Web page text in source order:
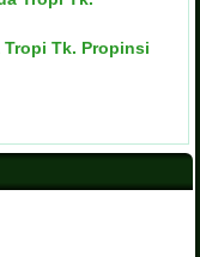
Tk. Propinsi